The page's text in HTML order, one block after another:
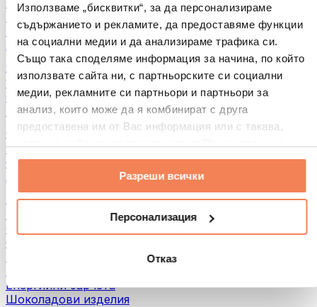
Използваме „бисквитки“, за да персонализираме
съдържанието и рекламите, да предоставяме функции
на социални медии и да анализираме трафика си.
Също така споделяме информация за начина, по който
използвате сайта ни, с партньорските си социални
медии, рекламните си партньори и партньори за
анализ, които може да я комбинират с друга
предоставена им от Вас информация или с такава,
услугите им.
Разреши всички
Персонализация
Отказ
Хляб и печива
Бобови култури
Други
Ядкови масла
100% Ядкови масла
Сладки ядкови масла
Протеинови ядкови масла
Суперхрани
Зелени суперхрани
Фибри
Други суперхрани
3акуски
Протеинови бaрове
Сушено месо
Сушени плодове
Енергийни барчета
Шоколадови изделия